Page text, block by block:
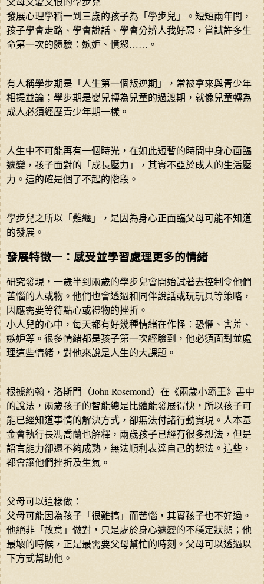
發展心理學稱一到三歲的孩子為「學步兒」。短短兩年間，
孩子學會走路、學會說話、學會分辨人我好惡，嘗試許多生
命第一次的體驗：嫉妒、憤怒……。
有人稱學步期是「人生第一個叛逆期」，常被拿來與青少年
相提並論；學步期是嬰兒轉為兒童的過渡期，就像兒童轉為
成人必須經歷青少年期一樣。
人生中不可能再有一個時光，在如此短暫的時間中身心面臨
遽變，孩子面對的「成長壓力」，其實不亞於成人的生活壓
力。這的確是個了不起的階段。
學步兒之所以「難纏」，是因為身心正面臨父母可能不知道
的發展。
發展特徵一：感受並學習處理更多的情緒
研究發現，一歲半到兩歲的學步兒會開始試著去控制令他們
苦惱的人或物。他們也會透過和同伴說話或玩玩具等策略，
因應需要等待點心或禮物的挫折。
小人兒的心中，每天都有好幾種情緒在作怪：恐懼、害羞、
嫉妒等。很多情緒都是孩子第一次經驗到，他必須面對並處
理這些情緒，對他來說是人生的大課題。
根據約翰‧洛斯門（John Rosemond）在《兩歲小霸王》書中
的說法，兩歲孩子的智能總是比體能發展得快，所以孩子可
能已經知道事情的解決方式，卻無法付諸行動實現。人本基
金會執行長馮喬蘭也解釋，兩歲孩子已經有很多想法，但是
語言能力卻還不夠成熟，無法順利表達自己的想法。這些，
都會讓他們挫折及生氣。
父母可以這樣做：
父母可能因為孩子「很難搞」而苦惱，其實孩子也不好過。
他絕非「故意」做對，只是處於身心遽變的不穩定狀態；他
最壞的時候，正是最需要父母幫忙的時刻。父母可以透過以
下方式幫助他。